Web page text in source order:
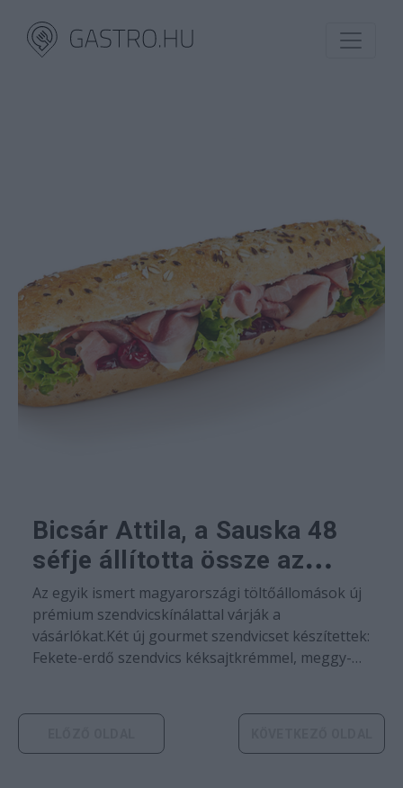
Bicsár Attila, a Sauska 48
séfje állította össze az
egyik magyarországi
töltőállomás gourmet
szendvicseit
Az egyik ismert magyarországi töltőállomások új
prémium szendvicskínálattal várják a
vásárlókat.Két új gourmet szendvicset készítettek:
Fekete-erdő szendvics kéksajtkrémmel, meggy-
termékeket ismét Bicsár Attila…